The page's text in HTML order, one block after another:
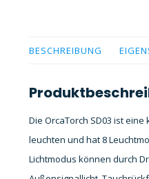
BESCHREIBUNG
Die OrcaTorch SD03 ist
leuchten und hat 8
Lichtmodus können durch